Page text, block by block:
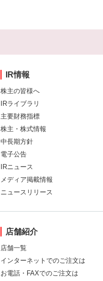
IR情報
株主の皆様へ
IRライブラリ
主要財務指標
株主・株式情報
中長期方針
電子公告
IRニュース
メディア掲載情報
ニュースリリース
店舗紹介
店舗一覧
インターネットでのご注文は
お電話・FAXでのご注文は